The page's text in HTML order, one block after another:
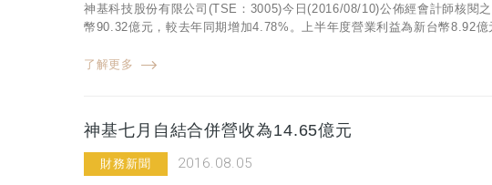
神基科技股份有限公司(TSE：3005)今日(2016/08/10)公佈經會計師核閱
幣90.32億元，較去年同期增加4.78%。上半年度營業利益為新台幣8.92億
了解更多
神基七月自結合併營收為14.65億元
財務新聞 2016.08.05